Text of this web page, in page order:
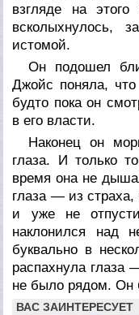
взгляде на
всколыхнулось,
истомой.
Он подошел
Джойс поняла,
будто покаон
в его власти.
Наконец он
глаза. И только
время она не
глаза — из страха,
и уже не
наклонился над
буквально в
распахнула глаза
не было рядом. Он